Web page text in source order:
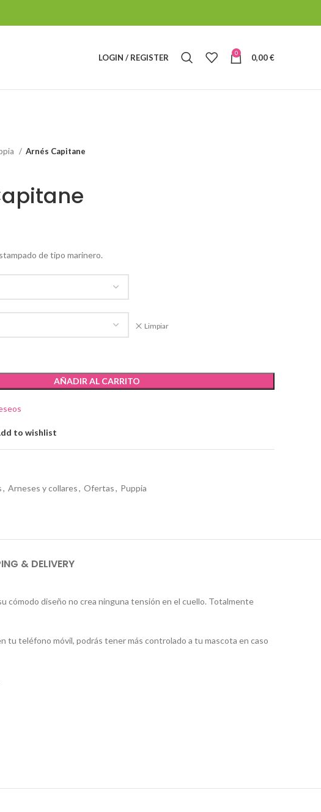
LOGIN / REGISTER 0 0,00€
Arnés Capitane
de tipo marinero.
Limpiar
AÑADIR AL CARRITO
to wishlist
, Arneses y collares, Ofertas, Puppia
& DELIVERY
cómodo diseño no crea ninguna tensión en el cuello. Totalmente
tu teléfono móvil, podrás tener más controlado a tu mascota en caso